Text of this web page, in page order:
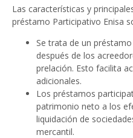
Las características y
préstamo Participativo Enisa
Se trata de un
después de los
prelación. Esto facilita
adicionales.
Los préstamos
patrimonio neto a los
liquidación de
mercantil.